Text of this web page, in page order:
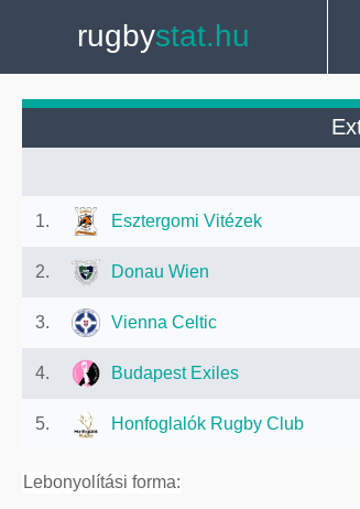
rugbystat.hu
1. Esztergomi Vitézek
2. Donau Wien
3. Vienna Celtic
4. Budapest Exiles
5. Honfoglalók Rugby Club
Lebonyolítási forma: